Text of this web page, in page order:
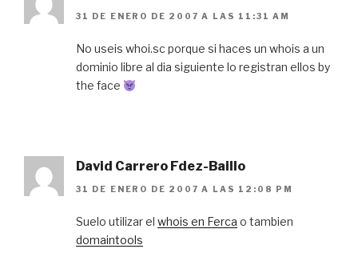
31 DE ENERO DE 2007 A LAS 11:31 AM
No useis whoi.sc porque si haces un whois a un
dominio libre al dia siguiente lo registran ellos by
the face
David Carrero Fdez-Baillo
31 DE ENERO DE 2007 A LAS 12:08 PM
Suelo utilizar el whois en Ferca o tambien
domaintools